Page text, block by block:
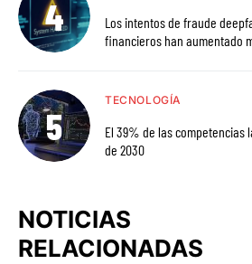
Los intentos de fraude
financieros han aumentado
TECNOLOGÍA
El 39% de las
de 2030
NOTICIAS
RELACIONADAS